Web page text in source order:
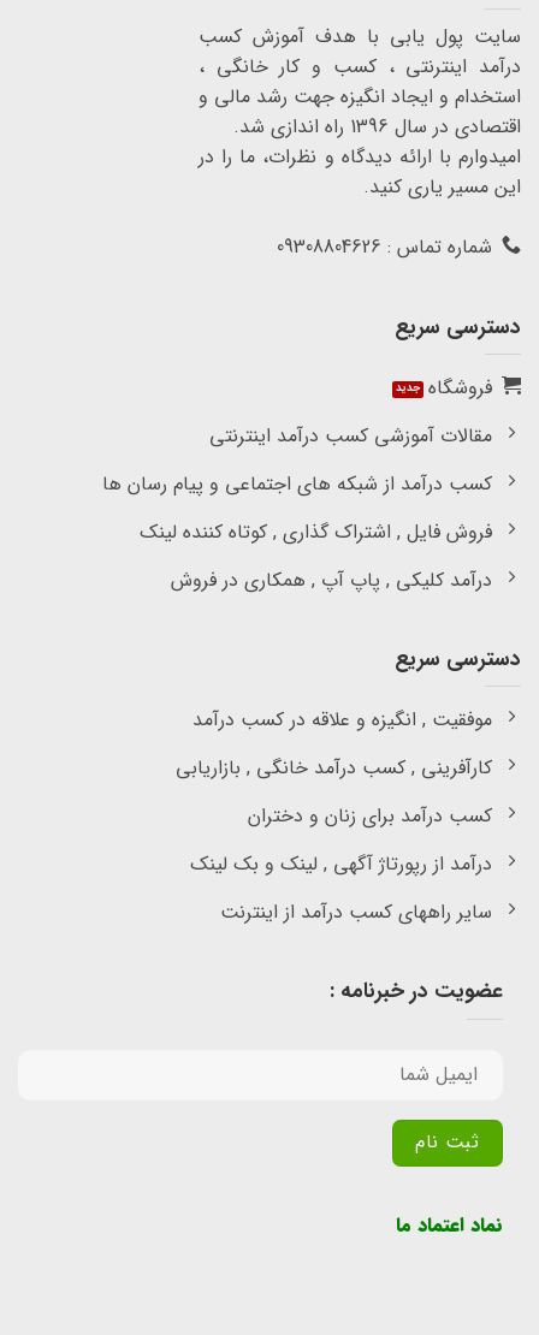
سایت پول یابی با هدف آموزش کسب
درآمد اینترنتی ، کسب و کار خانگی ،
استخدام و ایجاد انگیزه جهت رشد مالی و
اقتصادی در سال 1396 راه اندازی شد.
امیدوارم با ارائه دیدگاه و نظرات، ما را در
این مسیر یاری کنید.
شماره تماس : 09308804626
دسترسی سریع
فروشگاه
مقالات آموزشی کسب درآمد اینترنتی
کسب درآمد از شبکه های اجتماعی و پیام رسان ها
فروش فایل , اشتراک گذاری , کوتاه کننده لینک
درآمد کلیکی , پاپ آپ , همکاری در فروش
دسترسی سریع
موفقیت , انگیزه و علاقه در کسب درآمد
کارآفرینی , کسب درآمد خانگی , بازاریابی
کسب درآمد برای زنان و دختران
درآمد از رپورتاژ آگهی , لینک و بک لینک
سایر راههای کسب درآمد از اینترنت
عضویت در خبرنامه :
نماد اعتماد ما